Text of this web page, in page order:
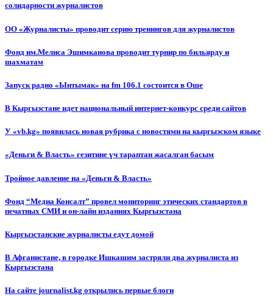
солидарности журналистов
ОО «Журналисты» проводит серию тренингов для журналистов
Фонд им.Мелиса Эшимканова проводит турнир по бильярду и
шахматам
Запуск радио «Ынтымак» на fm 106.1 состоится в Оше
В Кыргызстане идет национальный интернет-конкурс среди сайтов
У «vb.kg» появилась новая рубрика с новостями на кыргызском языке
«Деньги & Власть» гезитине үч тараптан жасалган басым
Тройное давление на «Деньги & Власть»
Фонд “Медиа Консалт” провел мониторинг этических стандартов в
печатных СМИ и он-лайн изданиях Кыргызстана
Кыргызстанские журналисты едут домой
В Афганистане, в городке Ишкашим застряли два журналиста из
Кыргызстана
На сайте journalist.kg открылись первые блоги